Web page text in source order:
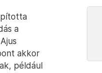
a
akkor
például